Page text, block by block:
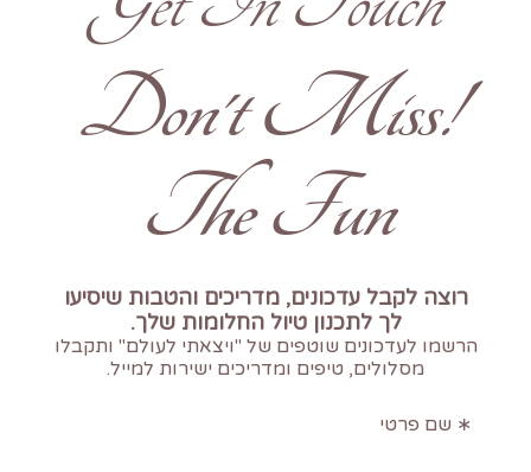
!Don't Miss
The Fun